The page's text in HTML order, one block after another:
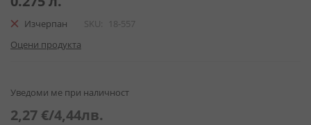
снимки
Изчерпан SKU
18-557
Оцени продукта
Уведоми ме при наличност
2,27 €/4,44лв.